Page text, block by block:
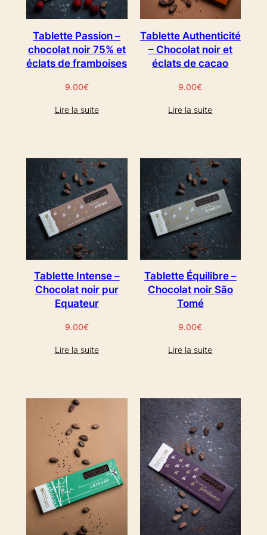
Tablette Passion –
chocolat noir 75% et
éclats de framboises
9.00€
Lire la suite
Tablette Authenticité
– Chocolat noir et
éclats de cacao
9.00€
Lire la suite
Tablette Intense –
Chocolat noir pur
Equateur
9.00€
Lire la suite
Tablette Équilibre –
Chocolat noir São
Tomé
9.00€
Lire la suite